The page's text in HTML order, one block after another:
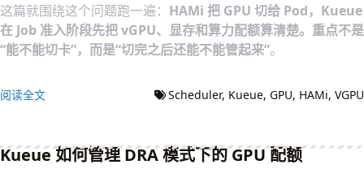
这篇就围绕这个问题跑一遍： HAMi 把 GPU 切给 Pod，Kueue
在 Job 准入阶段先把 vGPU、显存和算力配额算清楚。重点不是
“能不能切卡”，而是“切完之后还能不能管起来”。
阅读全文 Scheduler Kueue GPU HAMi VGPU
Kueue 如何管理 DRA 模式下的 GPU 配额